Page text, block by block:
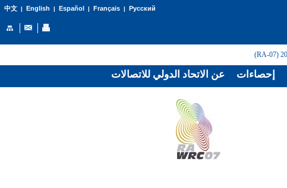
中文| English | Español | Français| Русский
عن الاتحاد الدولي للاتصالات إحصاءات